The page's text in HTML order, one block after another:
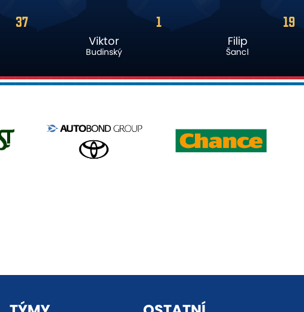
1 19
Filip
Šancl
18
David
Planka